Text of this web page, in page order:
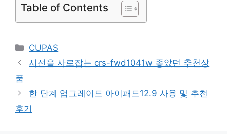
Table of Contents
Categories
CUPAS
시선을 사로잡는 crs-fwd1041w 좋았던 추천상
품
한 단계 업그레이드 아이패드12.9 사용 및 추천
후기